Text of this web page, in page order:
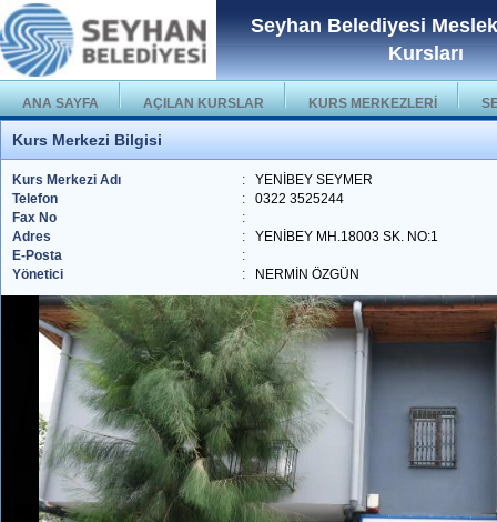
Seyhan Belediyesi
Kursları
ANA SAYFA AÇILAN KURSLAR KURS MERKEZLERİ
Kurs Merkezi Bilgisi
Kurs Merkezi Adı :
YENİBEY SEYMER
Telefon
:
0322 3525244
Fax No
:
Adres
:
YENİBEY MH.18003 SK. NO:1
E-Posta
:
Yönetici
: NERMİN ÖZGÜN